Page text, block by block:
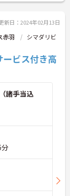
新日：2024年02月13日
赤羽
シマダリビ
ービス付き高
諸手当込